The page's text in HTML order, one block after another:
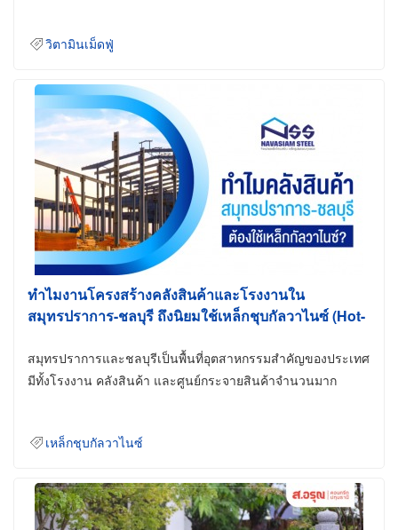
วิตามินเม็ดฟู่
ทำไมงานโครงสร้างคลังสินค้าและโรงงานใน
สมุทรปราการ-ชลบุรี ถึงนิยมใช้เหล็กชุบกัลวาไนซ์ (Hot-
สมุทรปราการและชลบุรีเป็นพื้นที่อุตสาหกรรมสำคัญของประเทศ
มีทั้งโรงงาน คลังสินค้า และศูนย์กระจายสินค้าจำนวนมาก
เหล็กชุบกัลวาไนซ์